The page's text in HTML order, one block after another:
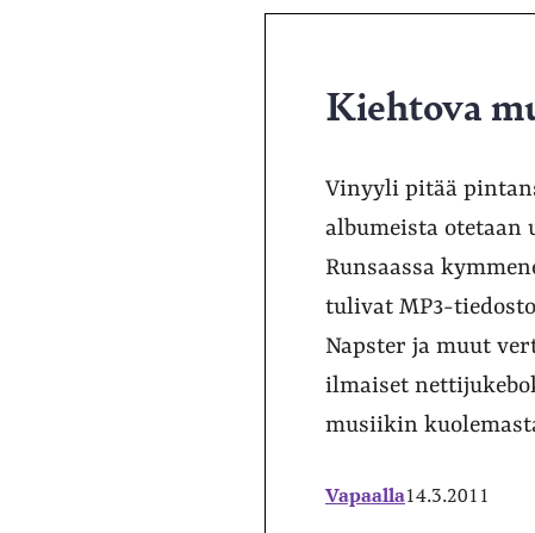
Kiehtova
Vinyyli pitää
albumeista
Runsaassa
tulivat MP3-
Napster ja muut
ilmaiset
musiikin
Vapaalla14.3.2011